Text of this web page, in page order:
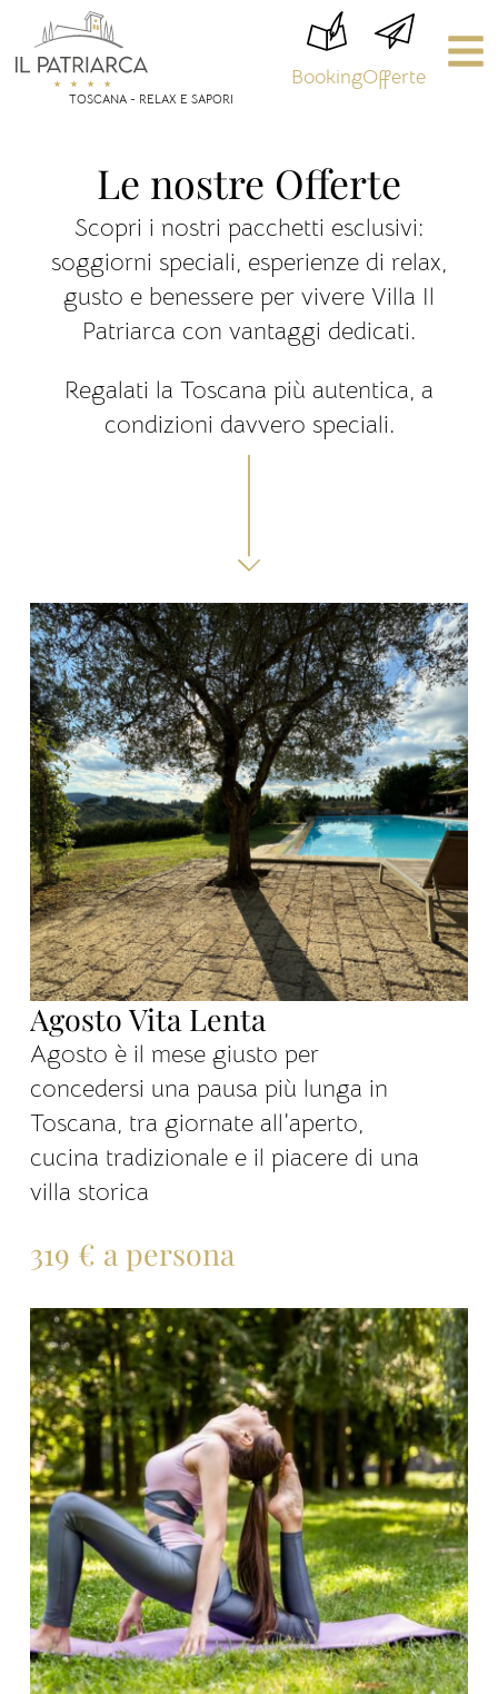
TOSCANA - RELAX E SAPORI
BookingOfferte
Le nostre Offerte
Scopri i nostri pacchetti esclusivi:
soggiorni speciali, esperienze di relax,
gusto e benessere per vivere Villa Il
Patriarca con vantaggi dedicati.
Regalati la Toscana più autentica, a
condizioni davvero speciali.
Agosto Vita Lenta
Agosto è il mese giusto per
concedersi una pausa più lunga in
Toscana, tra giornate all’aperto,
cucina tradizionale e il piacere di una
villa storica
319 € a persona